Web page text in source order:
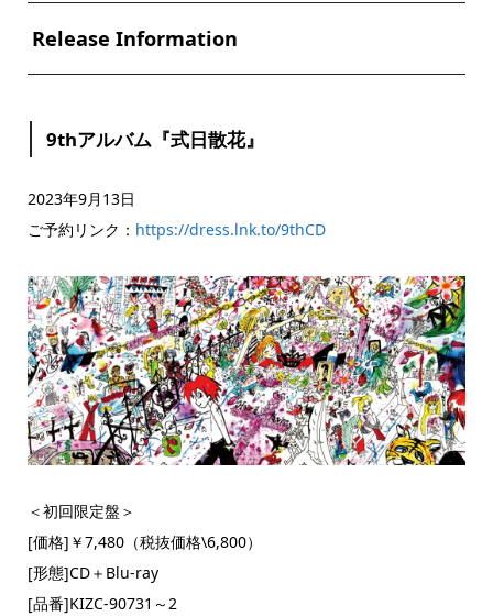
Release Information
9thアルバム『式日散花』
2023年9月13日
ご予約リンク： https://dress.lnk.to/9thCD
＜初回限定盤＞
[価格]￥7,480（税抜価格\6,800）
[形態]CD＋Blu-ray
[品番]KIZC-90731～2